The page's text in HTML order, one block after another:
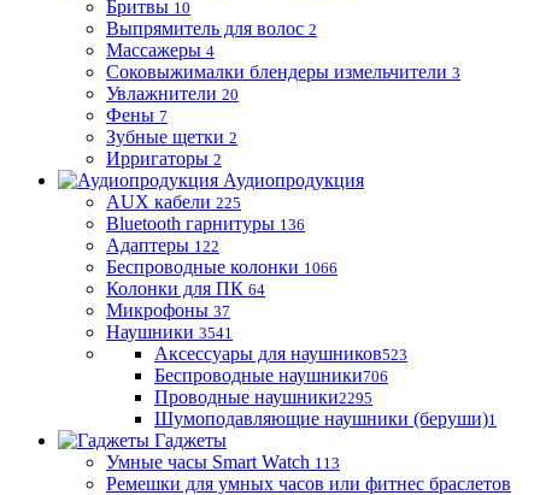
Бритвы 10
Выпрямитель для волос 2
Массажеры 4
Соковыжималки блендеры измельчители 3
Увлажнители 20
Фены 7
Зубные щетки 2
Ирригаторы 2
Аудиопродукция
AUX кабели 225
Bluetooth гарнитуры 136
Адаптеры 122
Беспроводные колонки 1066
Колонки для ПК 64
Микрофоны 37
Наушники 3541
Аксессуары для наушников523
Беспроводные наушники706
Проводные наушники2295
Шумоподавляющие наушники (беруши)1
Гаджеты
Умные часы Smart Watch 113
Ремешки для умных часов или фитнес браслетов